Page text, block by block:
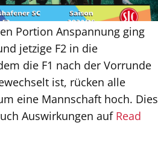
Portion Anspannung ging
jetzige F2 in die
die F1 nach der Vorrunde
ist, rücken alle
eine Mannschaft hoch. Dies
Auswirkungen auf Read